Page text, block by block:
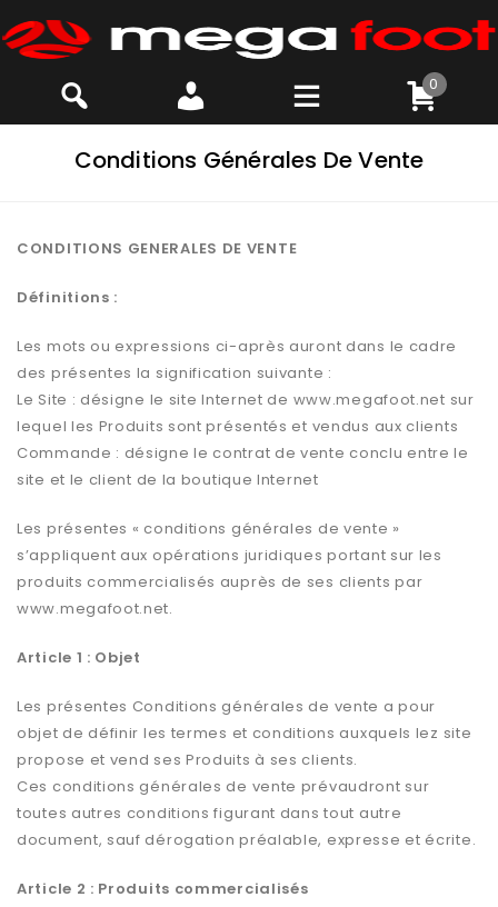
0
Conditions Générales De Vente
CONDITIONS GENERALES DE VENTE
Définitions :
Les mots ou expressions ci-après auront dans le cadre
des présentes la signification suivante :
Le Site : désigne le site Internet de www.megafoot.net sur
lequel les Produits sont présentés et vendus aux clients
Commande : désigne le contrat de vente conclu entre le
site et le client de la boutique Internet
Les présentes « conditions générales de vente »
s’appliquent aux opérations juridiques portant sur les
produits commercialisés auprès de ses clients par
www.megafoot.net.
Article 1 : Objet
Les présentes Conditions générales de vente a pour
objet de définir les termes et conditions auxquels lez site
propose et vend ses Produits à ses clients.
Ces conditions générales de vente prévaudront sur
toutes autres conditions figurant dans tout autre
document, sauf dérogation préalable, expresse et écrite.
Article 2 : Produits commercialisés